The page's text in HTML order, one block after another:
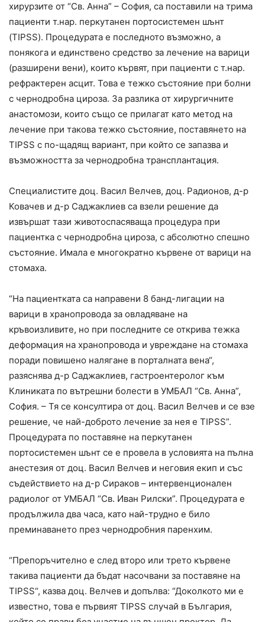
хирурзите от “Св. Анна” – София, са поставили на трима
пациенти т.нар. перкутанен портосистемен шънт
(TIPSS). Процедурата е последното възможно, а
понякога и единствено средство за лечение на варици
(разширени вени), които кървят, при пациенти с т.нар.
рефрактерен асцит. Това е тежко състояние при болни
с чернодробна цироза. За разлика от хирургичните
анастомози, които също се прилагат като метод на
лечение при такова тежко състояние, поставянето на
TIPSS с по-щадящ вариант, при който се запазва и
възможността за чернодробна трансплантация.
Специалистите доц. Васил Велчев, доц. Радионов, д-р
Ковачев и д-р Саджаклиев са взели решение да
извършат тази животоспасяваща процедура при
пациентка с чернодробна цироза, с абсолютно спешно
състояние. Имала е многократно кървене от варици на
стомаха.
“На пациентката са направени 8 банд-лигации на
варици в хранопровода за овладяване на
кръвоизливите, но при последните се открива тежка
деформация на хранопровода и увреждане на стомаха
поради повишено налягане в порталната вена“,
разяснява д-р Саджаклиев, гастроентеролог към
Клиниката по вътрешни болести в УМБАЛ “Св. Анна”,
София. – Тя се консултира от доц. Васил Велчев и се взе
решение, че най-доброто лечение за нея е TIPSS”.
Процедурата по поставяне на перкутанен
портосистемен шънт се е провела в условията на пълна
анестезия от доц. Васил Велчев и неговия екип и със
съдействието на д-р Сираков – интервенционален
радиолог от УМБАЛ “Св. Иван Рилски”. Процедурата е
продължила два часа, като най-трудно е било
преминаването през чернодробния паренхим.
“Препоръчително е след второ или трето кървене
такива пациенти да бъдат насочвани за поставяне на
TIPSS“, казва доц. Велчев и допълва: “Доколкото ми е
известно, това е първият TIPSS случай в България,